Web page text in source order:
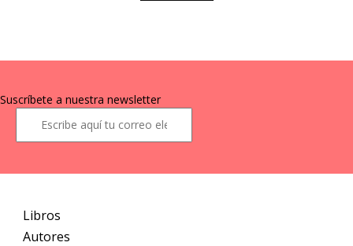
Suscríbete a nuestra newsletter
Libros
Autores